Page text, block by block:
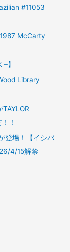
#11053
McCarty
】
Library
！
登場！【イシバ
4/15解禁